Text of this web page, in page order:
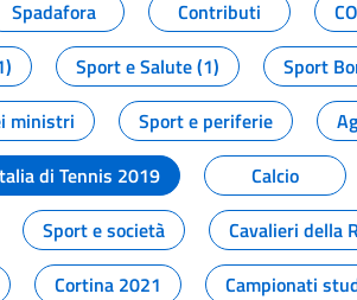
Spadafora Contributi
Sport e Salute (1) Sport
ministri Sport e periferie
di Tennis 2019 Calcio
Sport e società Cavalieri della
Cortina 2021 Campionati